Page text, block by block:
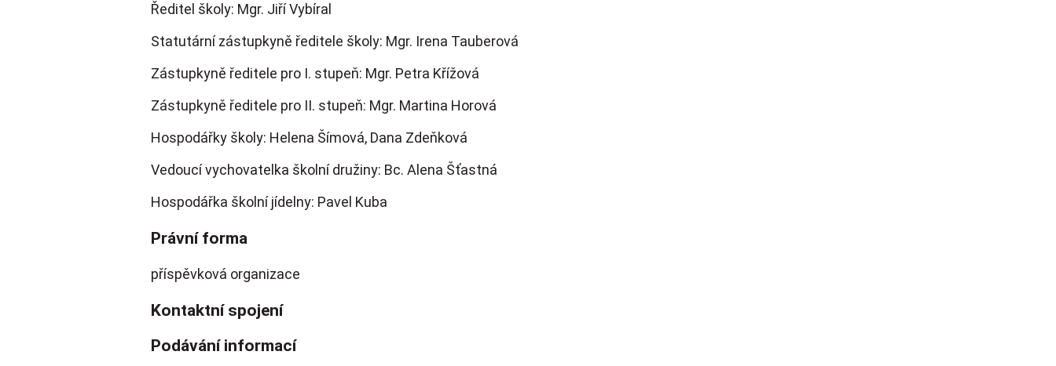
Ředitel školy: Mgr. Jiří Vybíral
Statutární zástupkyně ředitele školy: Mgr. Irena Tauberová
Zástupkyně ředitele pro I. stupeň: Mgr. Petra Křížová
Zástupkyně ředitele pro II. stupeň: Mgr. Martina Horová
Hospodářky školy: Helena Šímová, Dana Zdeňková
Vedoucí vychovatelka školní družiny: Bc. Alena Šťastná
Hospodářka školní jídelny: Pavel Kuba
Právní forma
příspěvková organizace
Kontaktní spojení
Podávání informací